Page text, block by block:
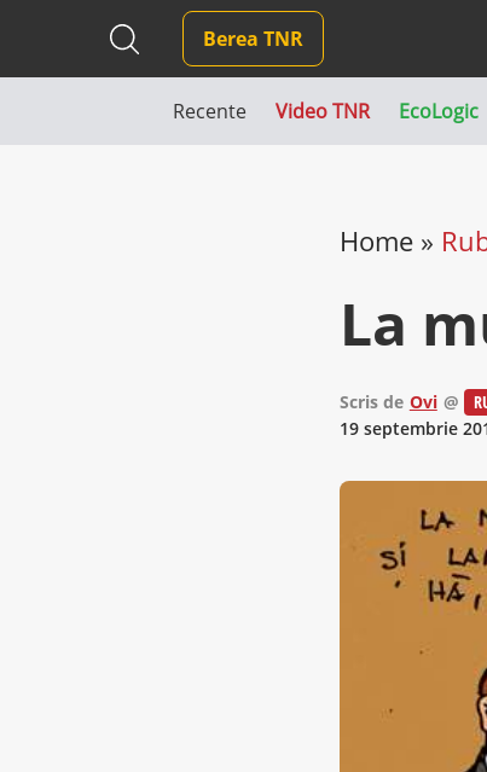
Berea TNR
Recente Video TNR EcoLogic
Home»
La
Scris de Ovi @
19 septembrie